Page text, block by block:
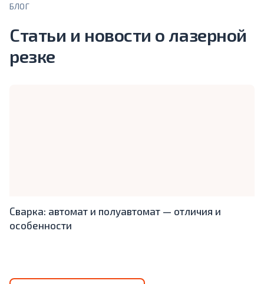
БЛОГ
Статьи и новости о лазерной
резке
Сварка: автомат и полуавтомат — отличия и
особенности